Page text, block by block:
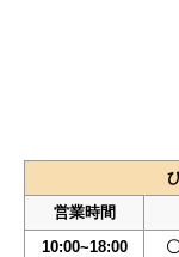
営業時間
10:00~18:00